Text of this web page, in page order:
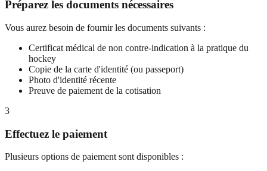
Préparez les documents nécessaires
Vous aurez besoin de fournir les documents suivants :
Certificat médical de non contre-indication à la pratique du
hockey
Copie de la carte d'identité (ou passeport)
Photo d'identité récente
Preuve de paiement de la cotisation
3
Effectuez le paiement
Plusieurs options de paiement sont disponibles :